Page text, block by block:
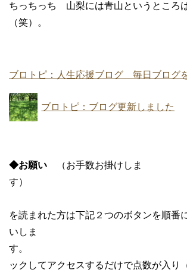
ちっちっち 山梨には青山というところ
（笑）。
ブロトピ：人生応援ブログ 毎日ブログ
ブロトピ：ブログ更新しました
◆お願い （お手数お掛けしま
す
ブロ
を読まれた方は下記２つのボタンを順番
いしま
す。
ックしてアクセスするだけで点数が入り